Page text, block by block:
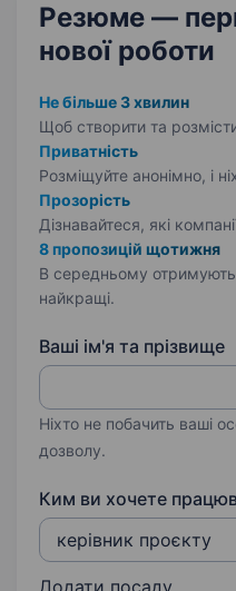
Резюме —
нової роботи
Не більше 3 хвилин
Щоб створити та
Приватність
Розміщуйте анонімно, і
Прозорість
Дізнавайтеся, які
8 пропозицій щотижня
В середньому
найкращі.
Ваші ім'я та прізвище
Ніхто не побачить ваші
дозволу.
Ким ви хочете
Додати посаду